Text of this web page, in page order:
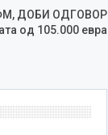
ДОБИ ОДГОВОР
од 105.000 евра